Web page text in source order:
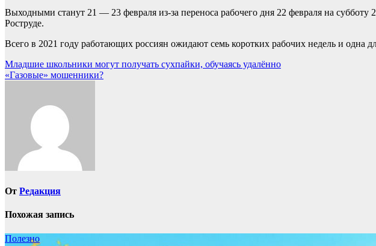
Выходными станут 21 — 23 февраля из-за переноса рабочего дня 22 февраля на
Роструде.
Всего в 2021 году работающих россиян ожидают семь коротких рабочих недель и одна
Навигация
по
Младшие школьники могут получать сухпайки, обучаясь удалённо
«Газовые» мошенники?
От Редакция
Похожая запись
Полезно